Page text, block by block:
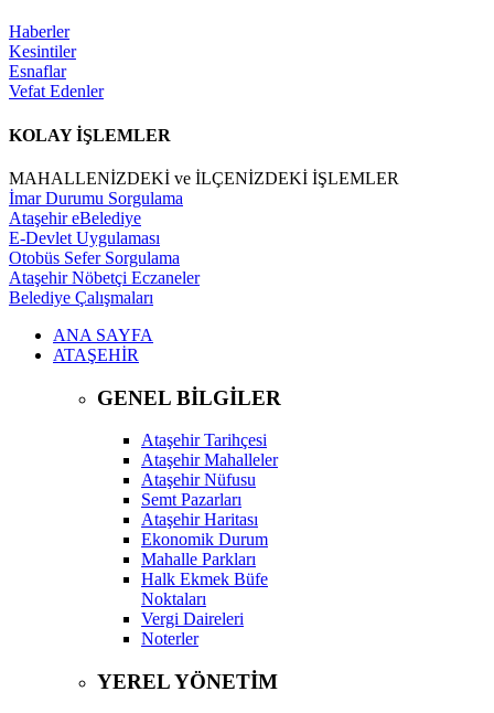
Haberler
Kesintiler
Esnaflar
Vefat Edenler
KOLAY İŞLEMLER
MAHALLENİZDEKİ ve İLÇENİZDEKİ İŞLEMLER
İmar Durumu Sorgulama
Ataşehir eBelediye
E-Devlet Uygulaması
Otobüs Sefer Sorgulama
Ataşehir Nöbetçi Eczaneler
Belediye Çalışmaları
ANA SAYFA
ATAŞEHİR
GENEL BİLGİLER
Ataşehir Tarihçesi
Ataşehir Mahalleler
Ataşehir Nüfusu
Semt Pazarları
Ataşehir Haritası
Ekonomik Durum
Mahalle Parkları
Halk Ekmek Büfe
Noktaları
Vergi Daireleri
Noterler
YEREL YÖNETİM